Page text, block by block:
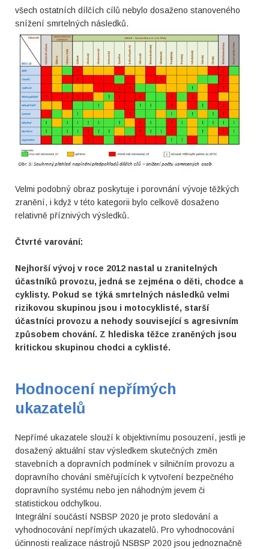
všech ostatních dílčích cílů nebylo dosaženo stanoveného
snížení smrtelných následků.
Velmi podobný obraz poskytuje i porovnání vývoje těžkých
zranění, i když v této kategorii bylo celkově dosaženo
relativně příznivých výsledků.
Čtvrté varování:
Nejhorší vývoj v roce 2012 nastal u zranitelných
účastníků provozu, jedná se zejména o děti, chodce a
cyklisty. Pokud se týká smrtelných následků velmi
rizikovou skupinou jsou i motocyklisté, starší
účastníci provozu a nehody související s agresivním
způsobem chování. Z hlediska těžce zraněných jsou
kritickou skupinou chodci a cyklisté.
Hodnocení nepřímých
ukazatelů
Nepřímé ukazatele slouží k objektivnímu posouzení, jestli je
dosažený aktuální stav výsledkem skutečných změn
stavebních a dopravních podmínek v silničním provozu a
dopravního chování směřujících k vytvoření bezpečného
dopravního systému nebo jen náhodným jevem či
statistickou odchylkou.
Integrální součástí NSBSP 2020 je proto sledování a
vyhodnocování nepřímých ukazatelů. Pro vyhodnocování
účinnosti realizace nástrojů NSBSP 2020 jsou jednoznačně